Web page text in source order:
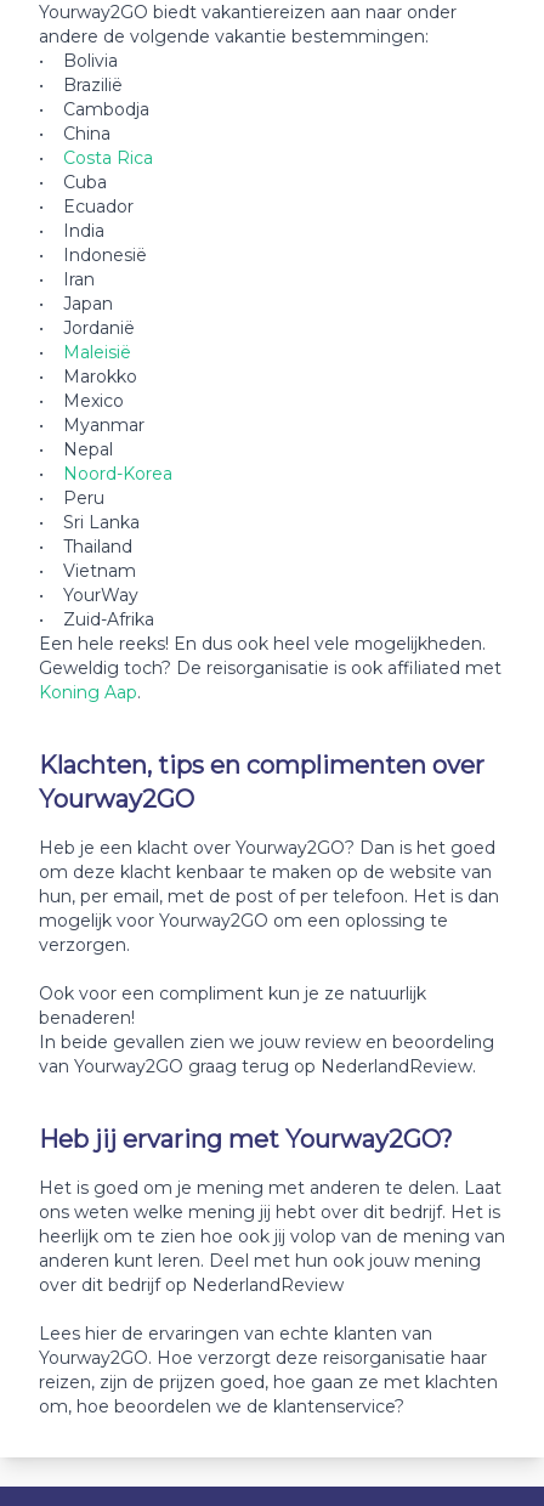
Yourway2GO biedt vakantiereizen aan naar onder
andere de volgende vakantie bestemmingen:
• Bolivia
• Brazilië
• Cambodja
• China
• Costa Rica
• Cuba
• Ecuador
• India
• Indonesië
• Iran
• Japan
• Jordanië
•
Maleisië
• Marokko
• Mexico
• Myanmar
• Nepal
•
Noord-Korea
• Peru
• Sri Lanka
• Thailand
• Vietnam
• YourWay
• Zuid-Afrika
Een hele reeks! En dus ook heel vele mogelijkheden.
Geweldig toch? De reisorganisatie is ook affiliated met
Koning Aap.
Klachten, tips en complimenten over
Yourway2GO
Heb je een klacht over Yourway2GO? Dan is het goed
om deze klacht kenbaar te maken op de website van
hun, per email, met de post of per telefoon. Het is dan
mogelijk voor Yourway2GO om een oplossing te
verzorgen.
Ook voor een compliment kun je ze natuurlijk
benaderen!
In beide gevallen zien we jouw review en beoordeling
van Yourway2GO graag terug op NederlandReview.
Heb jij ervaring met Yourway2GO?
Het is goed om je mening met anderen te delen. Laat
ons weten welke mening jij hebt over dit bedrijf. Het is
heerlijk om te zien hoe ook jij volop van de mening van
anderen kunt leren. Deel met hun ook jouw mening
over dit bedrijf op NederlandReview
Lees hier de ervaringen van echte klanten van
Yourway2GO. Hoe verzorgt deze reisorganisatie haar
reizen, zijn de prijzen goed, hoe gaan ze met klachten
om, hoe beoordelen we de klantenservice?